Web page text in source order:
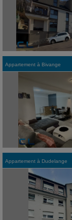
Appartement à Bivange
Appartement à Dudelange